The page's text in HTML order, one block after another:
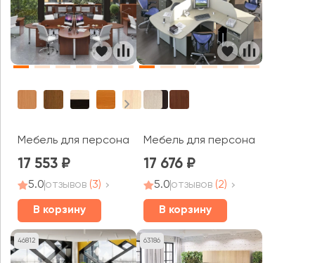
Мебель для персонала Эдем-1
17 553
5.0отзывов (3)
В корзину
Мебель для персонала Гамма
17 676
5.0отзывов (2)
В корзину
46812 63186